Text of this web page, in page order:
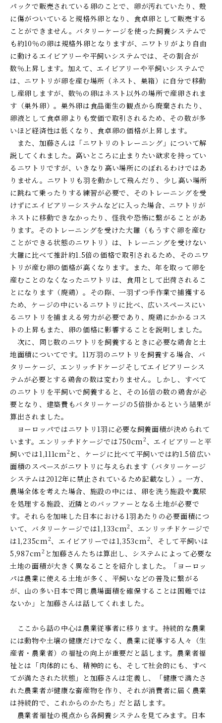
パックで販売されている卵のことで、卵が汚れていたり、殻
に傷がついていると規格外卵となり、食卓卵として販売する
ことができません。バタリーケージを使った飼養システムで
も約10％の卵は規格外卵となりますが、ニワトリがより自由
に動けるエイビアリーや平飼いシステムでは、その割合が
数％上昇します。加えて、エイビアリーや平飼いシステムで
は、ニワトリが卵を産む場所（ネスト、巣箱）に自分で移動
し産卵しますが、数％の卵はネスト以外の場所で産卵されま
す（巣外卵）。巣外卵は食品衛生の観点から廃棄されたり、
卵液として食卓卵よりも安価で取引されるため、その数が多
いほど経済性は低くなり、食卓卵の価格が上昇します。
また、加藤さんは「ニワトリのトレーニング」について解
説してくれました。高いところに止まりたい欲求を持ってい
るニワトリですが、いきなり高い場所にのぼれるわけではあ
りません。ニワトリも羽を動かして飛んだり、少し高い場所
に跳ねて乗ったりする練習が必要で、そのトレーニングを受
けずにエイビアリーシステムなどに入った場合、ニワトリが
ネストに移動できなかったり、怪我や恐怖に繋がることがあ
ります。そのトレーニングを受けた大雛（もうすぐ卵を産む
ことができる状態のニワトリ）は、トレーニングを受けない
大雛に比べて推計約1.5倍の価格で取引されるため、そのニワ
トリが産む卵の価格が高くなります。また、年を取って卵を
産むことのなくなったニワトリは、食用として出荷されるこ
とになります（廃鶏）。その際、一羽ずつ手作業で捕獲する
ため、ケージの中にいるニワトリに比べ、広いスペースにい
るニワトリを捕まえる労力が必要であり、廃鶏にかかるコス
トの上昇もまた、卵の価格に影響することを説明しました。
次に、同じ数のニワトリを飼養するときに必要な鶏舎と土
地面積についてです。 11万羽のニワトリを飼養する場合、バ
タリーケージ、エンリッチドケージそしてエイビアリーシス
テムが必要とする鶏舎の数は変わりません。しかし、すべて
のニワトリを平飼いで飼養すると、その 16倍の数の鶏舎が必
要となり、建築費もバタリーケージの 5倍掛かるという結果が
算出されました。
ヨーロッパではニワトリ 1羽に必要な飼養面積が決められて
います。エンリッチドケージでは750cm 2、エイビアリーと平
飼いでは1,111cm 2 と、ケージに比べて平飼いでは約1.5倍広い
面積のスペースがニワトリに与えられます（バタリーケージ
システムは2012年に禁止されているため記載なし）。一方、
農場全体を考えた場合、施設の中には、卵を洗う施設や糞尿
を処理する施設、近隣とのバッファーとなる土地が必要で
す。それらを加味した日本における 1羽あたりの必要面積につ
いて、バタリーケージでは1,133cm2、エンリッチドケージで
は1,235cm 2、エイビアリーでは1,353cm 2、そして平飼いは
5,987cm 2 と加藤さんたちは算出し、システムによって必要な
土地の面積が大きく異なることを紹介しました。「ヨーロッ
パは農業に使える土地が多く、平飼いなどの普及に繋がる
が、山の多い日本で同じ農場面積を確保することは困難では
ないか」と加藤さんは話してくれました。
ここから話の中心は農業従事者に移ります。持続的な農業
には動物や土壌の健康だけでなく、農業に従事する人々（生
産者・農業者）の福祉の向上が重要だと話します。農業者福
祉とは「肉体的にも、精神的にも、そして社会的にも、すべ
てが満たされた状態」と加藤さんは定義し、「健康で満たさ
れた農業者が健康な畜産物を作り、それが消費者に届く農業
は持続的で、これからのかたち」だと話します。
農業者福祉の視点から各飼養システムを見てみます。日本